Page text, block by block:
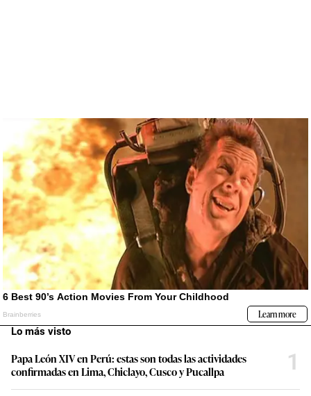
Lo más visto
Papa León XIV en Perú: estas son todas las actividades
confirmadas en Lima, Chiclayo, Cusco y Pucallpa
1